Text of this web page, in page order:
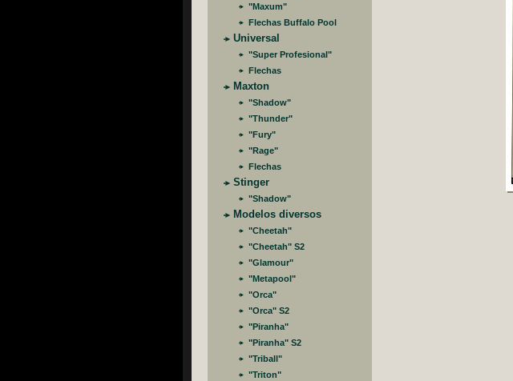
"Maxum"
Flechas Buffalo Pool
Universal
"Super Profesional"
Flechas
Maxton
"Shadow"
"Thunder"
"Fury"
"Rage"
Flechas
Stinger
"Shadow"
Modelos diversos
"Cheetah"
"Cheetah" S2
"Glamour"
"Metapool"
"Orca"
"Orca" S2
"Piranha"
"Piranha" S2
"Triball"
"Triton"